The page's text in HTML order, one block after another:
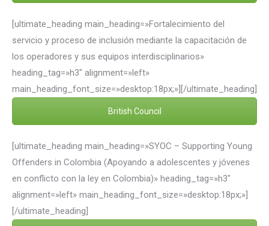
[ultimate_heading main_heading=»Fortalecimiento del
servicio y proceso de inclusión mediante la capacitación de
los operadores y sus equipos interdisciplinarios»
heading_tag=»h3″ alignment=»left»
main_heading_font_size=»desktop:18px;»][/ultimate_heading]
British Council
[ultimate_heading main_heading=»SYOC – Supporting Young
Offenders in Colombia (Apoyando a adolescentes y jóvenes
en conflicto con la ley en Colombia)» heading_tag=»h3″
alignment=»left» main_heading_font_size=»desktop:18px;»]
[/ultimate_heading]